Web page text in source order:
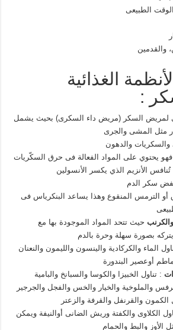
الطبيعى
والقدمين
الغذائية
:
لمريض السكر (مريض داء السكرى) بحيث يشمل
مثل المشى والجرى
والسكريات والدهون
فهو يحتوي على المواد الفعالة فى حرق السكّريات
تُنافس الأنزيم الذي يكسر الأنسولين
سكر الدم
أو الترمس المنقوع وهذا يساعد البنكرياس فى
والكرنب حيث تتحد المواد الموجودة بها مع
بصورة سهلة وحرة بالدم
الماء والكركادية والينسون والليمون والنعنان
أوعصير البندورة
: تناول الخبيزا والكوسا والسبانخ والبامية
والملوخية والخيار والخس والفجل والجرجير
الكمون والقرنفل والقرفة والزعتر
الكلاوى والكفتة وريش الضانى أوالنيفة ويمكن
والبط والحمام